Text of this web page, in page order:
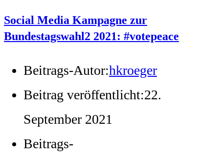
Social Media Kampagne zur
Bundestagswahl2 2021: #votepeace
Beitrags-Autor:hkroeger
Beitrag veröffentlicht:22.
September 2021
Beitrags-